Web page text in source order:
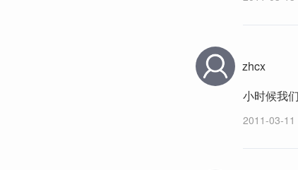
zhcx
小时候我
2011-03-11